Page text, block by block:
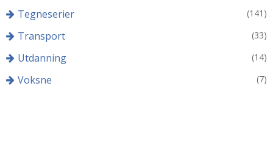
Tegneserier (141)
Transport (33)
Utdanning (14)
Voksne (7)